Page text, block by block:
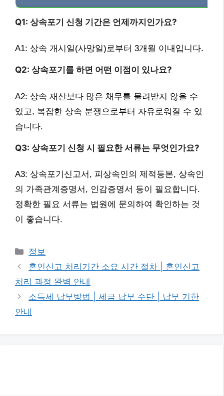
Q1: 상속포기 신청 기간은 언제까지인가요?
A1: 상속 개시일(사망일)로부터 3개월 이내입니다.
Q2: 상속포기를 하면 어떤 이점이 있나요?
A2: 상속 재산보다 많은 채무를 물려받지 않을 수
있고, 복잡한 상속 분쟁으로부터 자유로워질 수 있
습니다.
Q3: 상속포기 신청 시 필요한 서류는 무엇인가요?
A3: 상속포기신고서, 피상속인의 제적등본, 상속인
의 가족관계증명서, 인감증명서 등이 필요합니다.
정확한 필요 서류는 법원에 문의하여 확인하는 것
이 좋습니다.
카
테
리
정보
혼인신고 처리기간 소요 시간 절차 | 혼인신고
처리 과정 완벽 안내
소득세 납부방법 | 세금 납부 수단 | 납부 기한
안내